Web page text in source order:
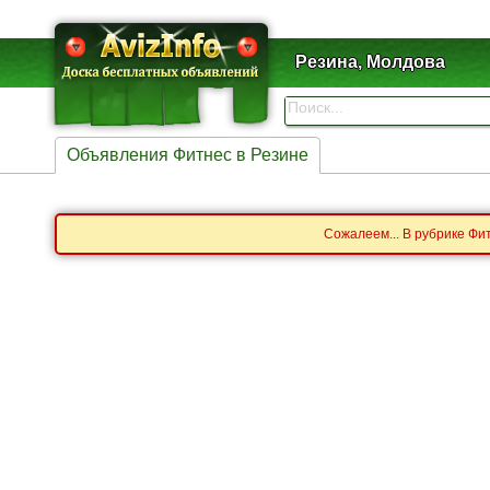
Резина, Молдова
Объявления Фитнес в Резине
Сожалеем... В рубрике